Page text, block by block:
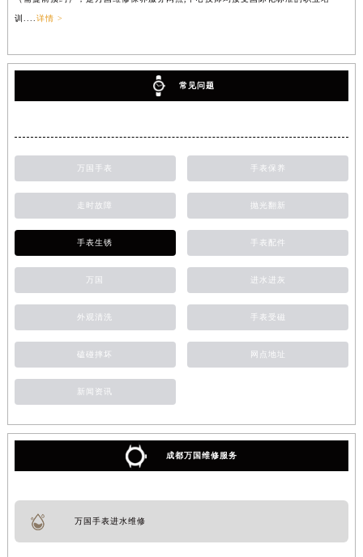
训....详情 >
常见问题
万国手表 手表保养
走时故障 抛光翻新
手表生锈 手表配件
万国 进水进灰
外观清洗 手表受磁
磕碰摔坏 网点地址
新闻资讯
成都万国维修服务
万国手表进水维修